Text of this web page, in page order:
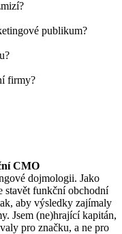
publikum?
firmy?
CMO
dojmologii. Jako
stavět funkční obchodní
aby výsledky zajímaly
Jsem (ne)hrající kapitán,
pro značku, a ne pro